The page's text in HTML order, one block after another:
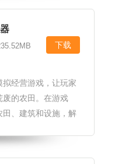
方
下载
经营游戏，让玩家
废的农田。在游戏
、建筑和设施，解
业帝国。除了核心
经营